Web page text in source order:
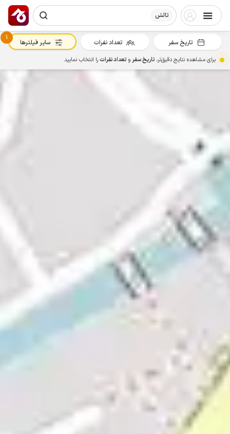
تالش
تاریخ سفر تعداد نفرات
1
سایر فیلترها
برای مشاهده نتایج دقیق‌تر، تاریخ سفرو تعداد نفراترا انتخاب نمایید